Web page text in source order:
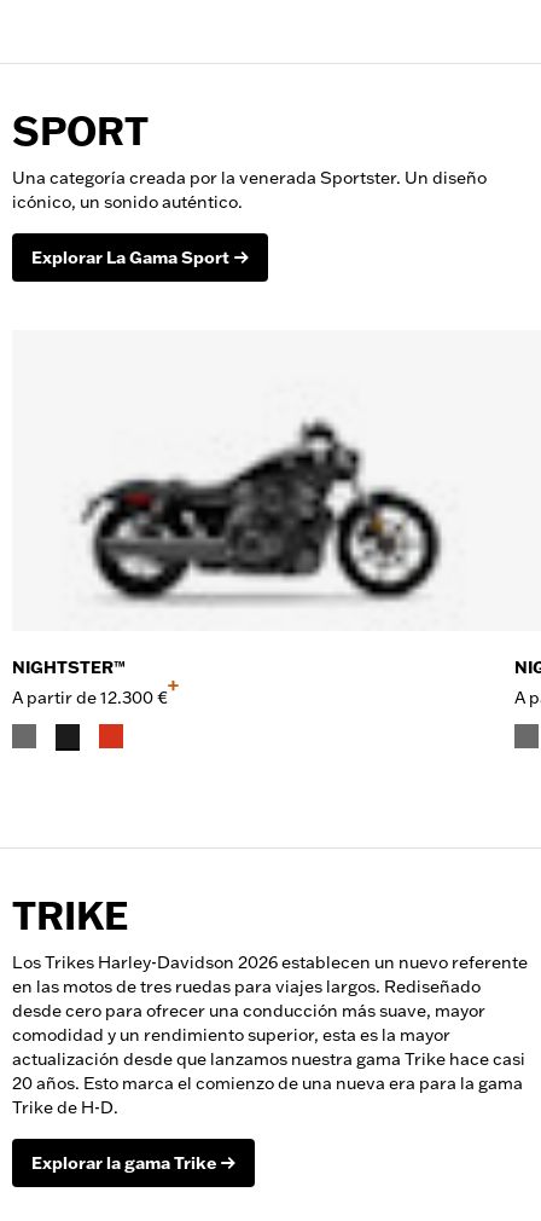
SPORT
Una categoría creada por la venerada Sportster. Un diseño
icónico, un sonido auténtico.
Explorar La Gama Sport
NIGHTSTER™
A partir de12.300 €
+
A
TRIKE
Los Trikes Harley-Davidson 2026 establecen un nuevo referente
en las motos de tres ruedas para viajes largos. Rediseñado
desde cero para ofrecer una conducción más suave, mayor
comodidad y un rendimiento superior, esta es la mayor
actualización desde que lanzamos nuestra gama Trike hace casi
20 años. Esto marca el comienzo de una nueva era para la gama
Trike de H-D.
Explorar la gama Trike